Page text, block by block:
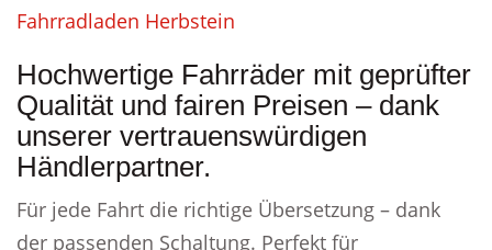
Fahrradladen Herbstein
Hochwertige Fahrräder mit geprüfter
Qualität und fairen Preisen – dank
unserer vertrauenswürdigen
Händlerpartner.
Für jede Fahrt die richtige Übersetzung – dank
der passenden Schaltung. Perfekt für